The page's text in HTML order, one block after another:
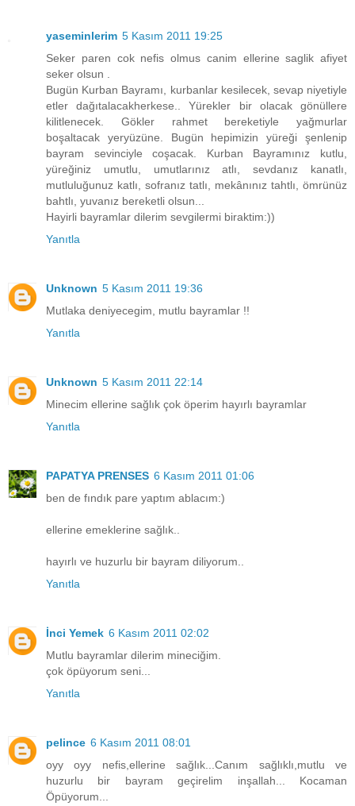
yaseminlerim 5 Kasım 2011 19:25
Seker paren cok nefis olmus canim ellerine saglik afiyet
seker olsun .
Bugün Kurban Bayramı, kurbanlar kesilecek, sevap niyetiyle
etler dağıtalacakherkese.. Yürekler bir olacak gönüllere
kilitlenecek. Gökler rahmet bereketiyle yağmurlar
boşaltacak yeryüzüne. Bugün hepimizin yüreği şenlenip
bayram sevinciyle coşacak. Kurban Bayramınız kutlu,
yüreğiniz umutlu, umutlarınız atlı, sevdanız kanatlı,
mutluluğunuz katlı, sofranız tatlı, mekânınız tahtlı, ömrünüz
bahtlı, yuvanız bereketli olsun...
Hayirli bayramlar dilerim sevgilermi biraktim:))
Yanıtla
Unknown 5 Kasım 2011 19:36
Mutlaka deniyecegim, mutlu bayramlar !!
Yanıtla
Unknown 5 Kasım 2011 22:14
Minecim ellerine sağlık çok öperim hayırlı bayramlar
Yanıtla
PAPATYA PRENSES 6 Kasım 2011 01:06
ben de fındık pare yaptım ablacım:)
ellerine emeklerine sağlık..
hayırlı ve huzurlu bir bayram diliyorum..
Yanıtla
İnci Yemek 6 Kasım 2011 02:02
Mutlu bayramlar dilerim mineciğim.
çok öpüyorum seni...
Yanıtla
pelince 6 Kasım 2011 08:01
oyy oyy nefis,ellerine sağlık...Canım sağlıklı,mutlu ve
huzurlu bir bayram geçirelim inşallah... Kocaman
Öpüyorum...